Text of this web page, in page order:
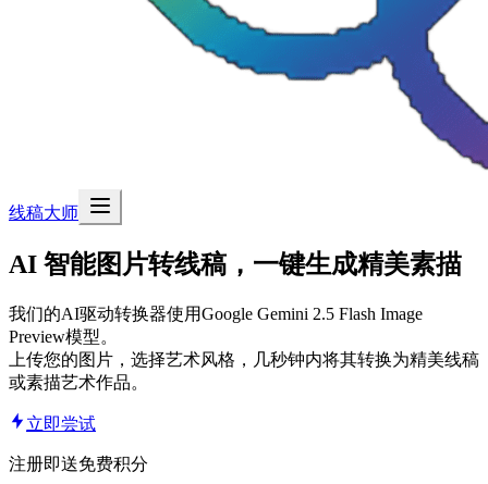
线稿大师
AI 智能图片转线稿 ，一键生成精美素描
我们的AI驱动转换器使用Google Gemini 2.5 Flash Image
Preview模型。
上传您的图片，选择艺术风格，几秒钟内将其转换为精美线稿
或素描艺术作品。
立即尝试
注册即送免费积分